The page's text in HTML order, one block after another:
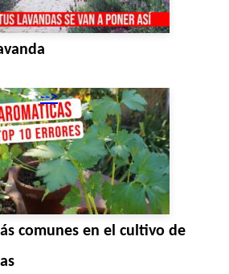
-->
comunes en el cultivo de